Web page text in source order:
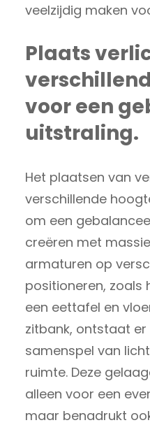
veelzijdig maken
Plaats
voor een
uitstraling.
Het plaatsen van
verschillende
om een
creëren met
armaturen op
positioneren, zoals
een eettafel en
zitbank, ontstaat
samenspel van
ruimte. Deze
alleen voor een
maar benadrukt